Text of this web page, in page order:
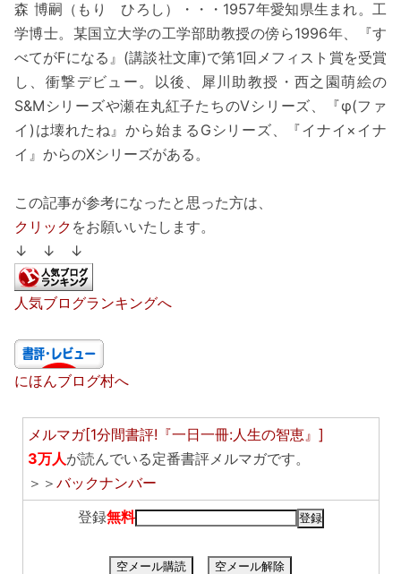
森 博嗣（もり ひろし）・・・1957年愛知県生まれ。工
学博士。某国立大学の工学部助教授の傍ら1996年、『す
べてがFになる』(講談社文庫)で第1回メフィスト賞を受賞
し、衝撃デビュー。以後、犀川助教授・西之園萌絵の
S&Mシリーズや瀬在丸紅子たちのVシリーズ、『φ(ファ
イ)は壊れたね』から始まるGシリーズ、『イナイ×イナ
イ』からのXシリーズがある。
この記事が参考になったと思った方は、
クリック をお願いいたします。
↓ ↓ ↓
人気ブログランキングへ
にほんブログ村へ
メルマガ[1分間書評!『一日一冊:人生の智恵』]
3万人が読んでいる定番書評メルマガです。
＞＞ バックナンバー
登録無料
空メール購読 空メール解除